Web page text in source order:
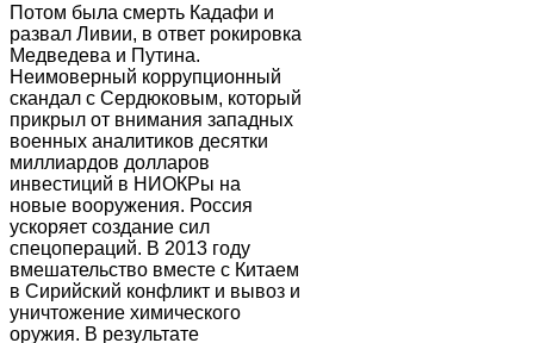
Потом была смерть Кадафи и
развал Ливии, в ответ рокировка
Медведева и Путина.
Неимоверный коррупционный
скандал с Сердюковым, который
прикрыл от внимания западных
военных аналитиков десятки
миллиардов долларов
инвестиций в НИОКРы на
новые вооружения. Россия
ускоряет создание сил
спецопераций. В 2013 году
вмешательство вместе с Китаем
в Сирийский конфликт и вывоз и
уничтожение химического
оружия. В результате